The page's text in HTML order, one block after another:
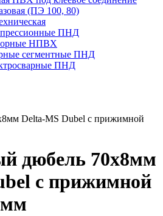
(ПЭ 100, 80)
ПНД
НПВХ
сегментные ПНД
ПНД
Delta-MS Dubel с прижимной
дюбель 70х8мм
с прижимной